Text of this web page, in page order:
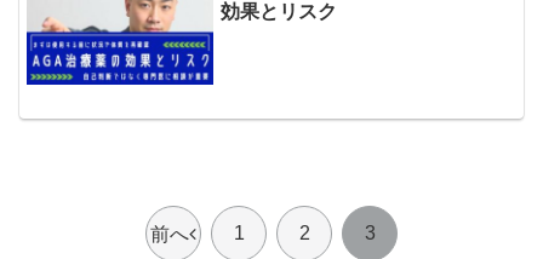
効果とリスク
前へ 1 2 3